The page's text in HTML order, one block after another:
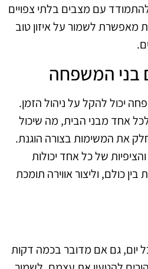
עם מצבים בלתי צפויים
מאפשרת לשמור על איזון טוב
בני המשפחה
יכול להקל על ניהול הזמן.
אחד מבני הבית, מה שיכול
את המשימות בצורה הוגנת.
של כל אחד יכולות
כולם, וליצור אווירה תומכת
יום, גם אם מדובר בכמה דקות